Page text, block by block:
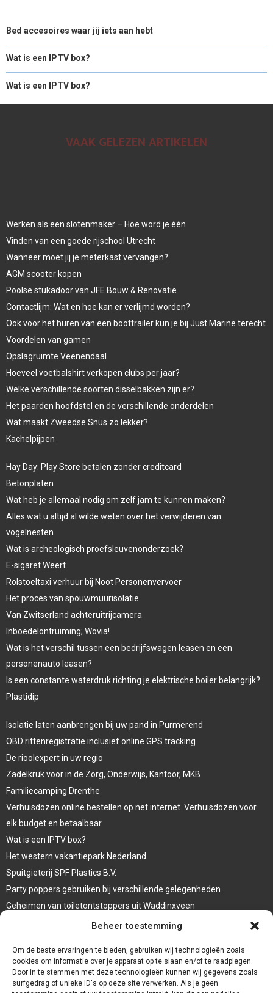
Beheer toestemming
Om de beste ervaringen te bieden, gebruiken wij technologieën zoals
cookies om informatie over je apparaat op te slaan en/of te raadplegen.
Door in te stemmen met deze technologieën kunnen wij gegevens zoals
surfgedrag of unieke ID's op deze site verwerken. Als je geen
Bed accesoires waar jij iets aan hebt
Wat is een IPTV box?
Wat is een IPTV box?
VAAK GELEZEN ARTIKELEN
Werken als een slotenmaker – Hoe word je één
Vinden van een goede rijschool Utrecht
Wanneer moet jij je meterkast vervangen?
AGM scooter kopen
Poolse stukadoor van JFE Bouw & Renovatie
Contactlijm: Wat en hoe kan er verlijmd worden?
Ook voor het huren van een boottrailer kun je bij Just Marine terecht
Voordelen van gamen
Opslagruimte Veenendaal
Hoeveel voetbalshirt verkopen clubs per jaar?
Welke verschillende soorten disselbakken zijn er?
Het paarden hoofdstel en de verschillende onderdelen
Wat maakt Zweedse Snus zo lekker?
Kachelpijpen
Hay Day: Play Store betalen zonder creditcard
Betonplaten
Wat heb je allemaal nodig om zelf jam te kunnen maken?
Alles wat u altijd al wilde weten over het verwijderen van
vogelnesten
Wat is archeologisch proefsleuvenonderzoek?
E-sigaret Weert
Rolstoeltaxi verhuur bij Noot Personenvervoer
Het proces van spouwmuurisolatie
Van Zwitserland achteruitrijcamera
Inboedelontruiming; Wovia!
Wat is het verschil tussen een bedrijfswagen leasen en een
personenauto leasen?
Is een constante waterdruk richting je elektrische boiler belangrijk?
Plastidip
Isolatie laten aanbrengen bij uw pand in Purmerend
OBD rittenregistratie inclusief online GPS tracking
De rioolexpert in uw regio
Zadelkruk voor in de Zorg, Onderwijs, Kantoor, MKB
Familiecamping Drenthe
Verhuisdozen online bestellen op net internet. Verhuisdozen voor
elk budget en betaalbaar.
Wat is een IPTV box?
Het western vakantiepark Nederland
Spuitgieterij SPF Plastics B.V.
Party poppers gebruiken bij verschillende gelegenheden
Geheimen van toiletontstoppers uit Waddinxveen
Vormen van terrasaankleding